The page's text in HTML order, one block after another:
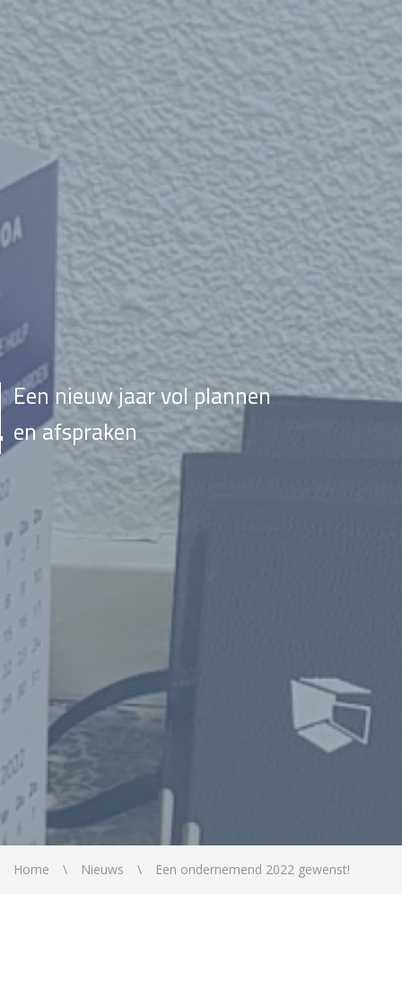
Een nieuw jaar vol plannen
en afspraken
Home Nieuws Een ondernemend 2022 gewenst!